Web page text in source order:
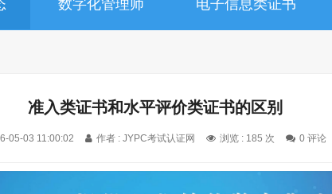
数字化管理师 电子信息类证书
准入类证书和水平评价类证书的区别
05-03 11:00:02 作者 : JYPC考试认证网 浏览 : 185 次 0 评论